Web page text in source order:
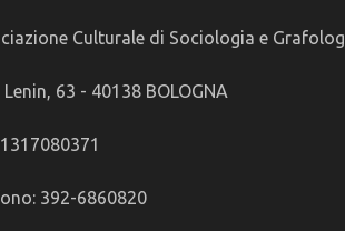
Culturale di Sociologia e
63 - 40138 BOLOGNA
392-6860820